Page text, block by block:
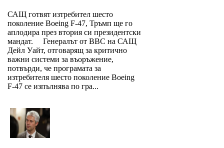
САЩ готвят изтребител шесто
поколение Boeing F-47, Тръмп ще го
аплодира през втория си президентски
мандат. Генералът от ВВС на САЩ
Дейл Уайт, отговарящ за критично
важни системи за въоръжение,
потвърди, че програмата за
изтребителя шесто поколение Boeing
F-47 се изпълнява по гра...